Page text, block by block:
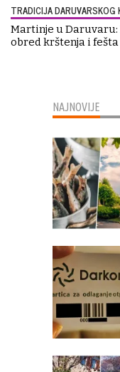
TRADICIJA DARUVARSKOG
Martinje u
obred krštenja i
NAJNOVIJE